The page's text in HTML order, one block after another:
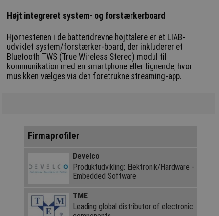
Højt integreret system- og forstærkerboard
Hjørnestenen i de batteridrevne højttalere er et LIAB-
udviklet system/forstærker-board, der inkluderer et
Bluetooth TWS (True Wireless Stereo) modul til
kommunikation med en smartphone eller lignende, hvor
musikken vælges via den foretrukne streaming-app.
Firmaprofiler
Develco
Produktudvikling: Elektronik/Hardware -
Embedded Software
TME
Leading global distributor of electronic